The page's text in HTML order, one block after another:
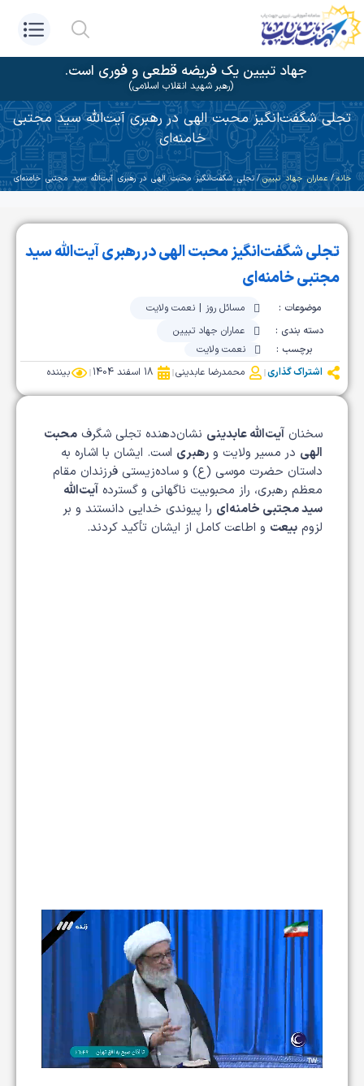
جهاد تبیین یک فریضه قطعی و فوری است.
(رهبر شهید انقلاب اسلامی)
تجلی شگفت‌انگیز محبت الهی در رهبری آیت‌الله سید مجتبی
خامنه‌ای
خانه/عماران جهاد تبیین/ تجلی شگفت‌انگیز محبت الهی در رهبری آیت‌الله سید مجتبی خامنه‌ای
تجلی شگفت‌انگیز محبت الهی در رهبری آیت‌الله سید
مجتبی خامنه‌ای
موضوعات : مسائل روز |نعمت ولایت
دسته بندی :
عماران جهاد تبیین
برچسب :
نعمت ولایت
اشتراک گذاری
محمدرضا عابدینی 18 اسفند 1404 بیننده
سخنان آیت‌الله عابدینی نشان‌دهنده تجلی شگرف محبت
الهی در مسیر ولایت و رهبری است. ایشان با اشاره به
داستان حضرت موسی (ع) و ساده‌زیستی فرزندان مقام
معظم رهبری، راز محبوبیت ناگهانی و گسترده آیت‌الله
سید مجتبی خامنه‌ای را پیوندی خدایی دانستند و بر
لزوم بیعت و اطاعت کامل از ایشان تأکید کردند.